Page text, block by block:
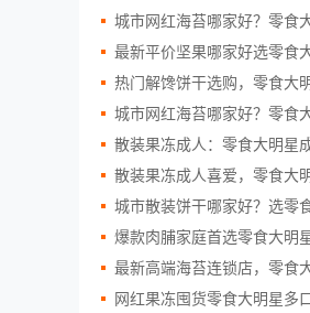
城市网红海苔哪家好？零食
最新平价坚果哪家好选零食
热门解馋饼干选购，零食大
城市网红海苔哪家好？零食
散装果冻成人：零食大明星
散装果冻成人喜爱，零食大
城市散装饼干哪家好？选零
爆款肉脯家庭首选零食大明
最新高端海苔连锁店，零食
网红果冻囤货零食大明星多